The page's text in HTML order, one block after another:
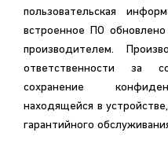
пользовательская
встроенное ПО
производителем.
ответственности за
сохранение
находящейся в
гарантийного